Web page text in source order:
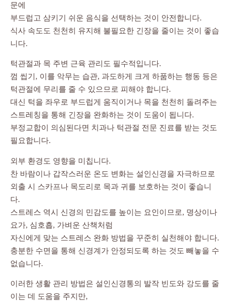
문에
부드럽고 삼키기 쉬운 음식을 선택하는 것이 안전합니다.
식사 속도도 천천히 유지해 불필요한 긴장을 줄이는 것이 좋습
니다.
턱관절과 목 주변 근육 관리도 필수적입니다.
껌 씹기, 이를 악무는 습관, 과도하게 크게 하품하는 행동 등은
턱관절에 무리를 줄 수 있으므로 피해야 합니다.
대신 턱을 좌우로 부드럽게 움직이거나 목을 천천히 돌려주는
스트레칭을 통해 긴장을 완화하는 것이 도움이 됩니다.
부정교합이 의심된다면 치과나 턱관절 전문 진료를 받는 것도
필요합니다.
외부 환경도 영향을 미칩니다.
찬 바람이나 갑작스러운 온도 변화는 설인신경을 자극하므로
외출 시 스카프나 목도리로 목과 귀를 보호하는 것이 좋습니
다.
스트레스 역시 신경의 민감도를 높이는 요인이므로, 명상이나
요가, 심호흡, 가벼운 산책처럼
자신에게 맞는 스트레스 완화 방법을 꾸준히 실천해야 합니다.
충분한 수면을 통해 신경계가 안정되도록 하는 것도 빼놓을 수
없습니다.
이러한 생활 관리 방법은 설인신경통의 발작 빈도와 강도를 줄
이는 데 도움을 주지만,